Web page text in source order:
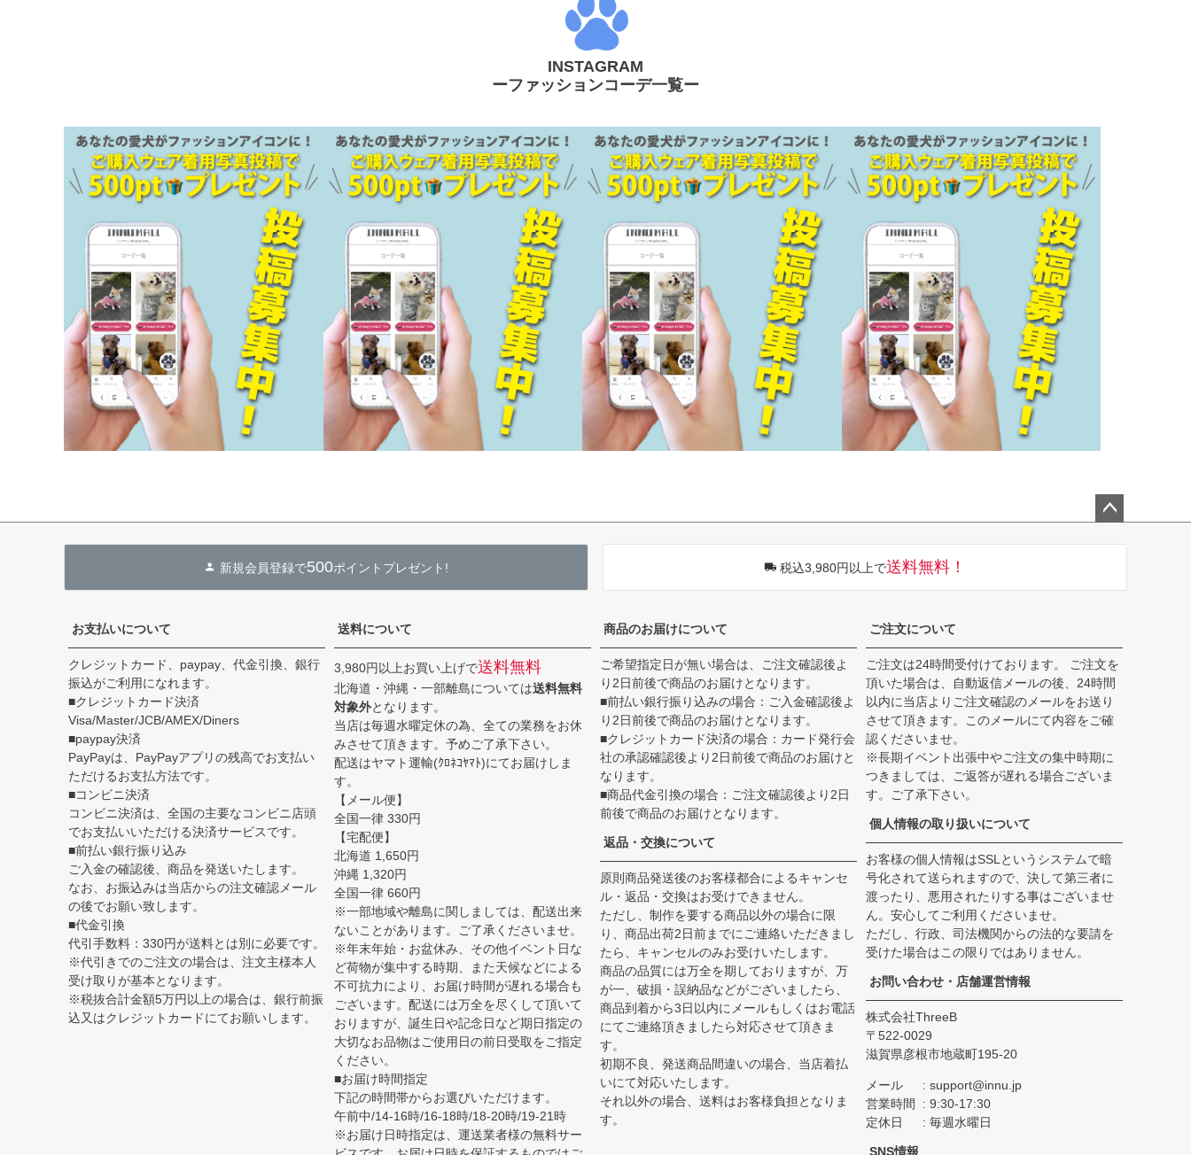
INSTAGRAM
ーファッションコーデ一覧ー
へ
新規会員登録で500ポイントプレゼント! 税込3,980円以上で送料無料！
お支払いについて
クレジットカード、paypay、代金引換、銀行
振込がご利用になれます。
■クレジットカード決済
Visa/Master/JCB/AMEX/Diners
■paypay決済
PayPayは、PayPayアプリの残高でお支払い
ただけるお支払方法です。
■コンビニ決済
コンビニ決済は、全国の主要なコンビニ店頭
でお支払いいただける決済サービスです。
■前払い銀行振り込み
ご入金の確認後、商品を発送いたします。
なお、お振込みは当店からの注文確認メール
の後でお願い致します。
■代金引換
代引手数料：330円が送料とは別に必要です。
※代引きでのご注文の場合は、注文主様本人
受け取りが基本となります。
※税抜合計金額5万円以上の場合は、銀行前振
込又はクレジットカードにてお願いします。
送料について
3,980円以上お買い上げで送料無料
北海道・沖縄・一部離島については送料無料
対象外となります。
当店は毎週水曜定休の為、全ての業務をお休
みさせて頂きます。予めご了承下さい。
配送はヤマト運輸(ｸﾛﾈｺﾔﾏﾄ)にてお届けしま
す。
【メール便】
全国一律 330円
【宅配便】
北海道 1,650円
沖縄 1,320円
全国一律 660円
※一部地域や離島に関しましては、配送出来
ないことがあります。ご了承くださいませ。
※年末年始・お盆休み、その他イベント日な
ど荷物が集中する時期、また天候などによる
不可抗力により、お届け時間が遅れる場合も
ございます。配送には万全を尽くして頂いて
おりますが、誕生日や記念日など期日指定の
大切なお品物はご使用日の前日受取をご指定
ください。
■お届け時間指定
下記の時間帯からお選びいただけます。
午前中/14-16時/16-18時/18-20時/19-21時
※お届け日時指定は、運送業者様の無料サー
商品のお届けについて
ご希望指定日が無い場合は、ご注文確認後よ
り2日前後で商品のお届けとなります。
■前払い銀行振り込みの場合：ご入金確認後よ
り2日前後で商品のお届けとなります。
■クレジットカード決済の場合：カード発行会
社の承認確認後より2日前後で商品のお届けと
なります。
■商品代金引換の場合：ご注文確認後より2日
前後で商品のお届けとなります。
返品・交換について
原則商品発送後のお客様都合によるキャンセ
ル・返品・交換はお受けできません。
ただし、制作を要する商品以外の場合に限
り、商品出荷2日前までにご連絡いただきまし
たら、キャンセルのみお受けいたします。
商品の品質には万全を期しておりますが、万
が一、破損・誤納品などがございましたら、
商品到着から3日以内にメールもしくはお電話
にてご連絡頂きましたら対応させて頂きま
す。
初期不良、発送商品間違いの場合、当店着払
いにて対応いたします。
それ以外の場合、送料はお客様負担となりま
す。
ご注文について
ご注文は24時間受付けております。 ご注文を
頂いた場合は、自動返信メールの後、24時間
以内に当店よりご注文確認のメールをお送り
させて頂きます。このメールにて内容をご確
認くださいませ。
※長期イベント出張中やご注文の集中時期に
つきましては、ご返答が遅れる場合ございま
す。ご了承下さい。
個人情報の取り扱いについて
お客様の個人情報はSSLというシステムで暗
号化されて送られますので、決して第三者に
渡ったり、悪用されたりする事はございませ
ん。安心してご利用くださいませ。
ただし、行政、司法機関からの法的な要請を
受けた場合はこの限りではありません。
お問い合わせ・店舗運営情報
株式会社ThreeB
522-0029
滋賀県彦根市地蔵町195-20
メール
support@innu.jp
営業時間
9:30-17:30
定休日
毎週水曜日
SNS情報